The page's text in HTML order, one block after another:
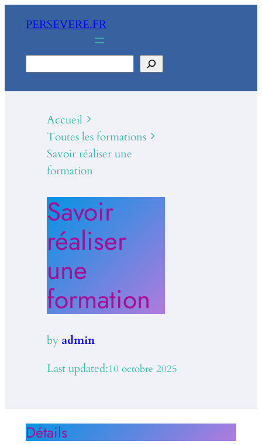
PERSEVERE.FR
Accueil
Toutes les formations
Savoir réaliser une
formation
Savoir
réaliser
une
formation
by admin
Last updated:10 octobre 2025
Détails